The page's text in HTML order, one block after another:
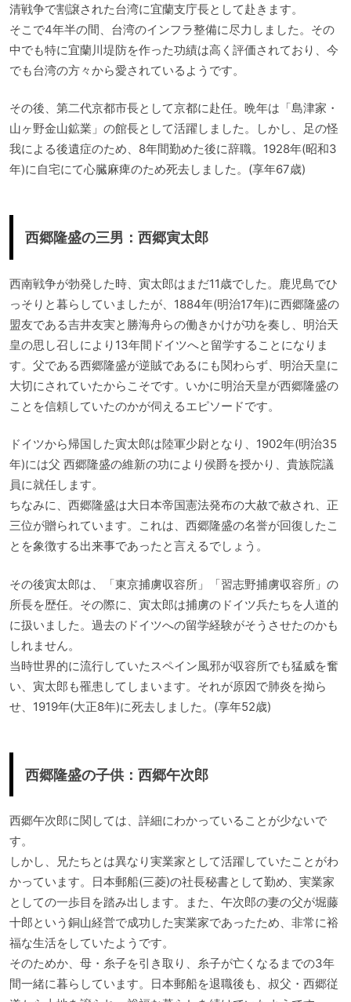
清戦争で割譲された台湾に宜蘭支庁長として赴きます。
そこで4年半の間、台湾のインフラ整備に尽力しました。その
中でも特に宜蘭川堤防を作った功績は高く評価されており、今
でも台湾の方々から愛されているようです。
その後、第二代京都市長として京都に赴任。晩年は「島津家・
山ヶ野金山鉱業」の館長として活躍しました。しかし、足の怪
我による後遺症のため、8年間勤めた後に辞職。1928年(昭和3
年)に自宅にて心臓麻痺のため死去しました。(享年67歳)
西郷隆盛の三男：西郷寅太郎
西南戦争が勃発した時、寅太郎はまだ11歳でした。鹿児島でひ
っそりと暮らしていましたが、1884年(明治17年)に西郷隆盛の
盟友である吉井友実と勝海舟らの働きかけが功を奏し、明治天
皇の思し召しにより13年間ドイツへと留学することになりま
す。父である西郷隆盛が逆賊であるにも関わらず、明治天皇に
大切にされていたからこそです。いかに明治天皇が西郷隆盛の
ことを信頼していたのかが伺えるエピソードです。
ドイツから帰国した寅太郎は陸軍少尉となり、1902年(明治35
年)には父 西郷隆盛の維新の功により侯爵を授かり、貴族院議
員に就任します。
ちなみに、西郷隆盛は大日本帝国憲法発布の大赦で赦され、正
三位が贈られています。これは、西郷隆盛の名誉が回復したこ
とを象徴する出来事であったと言えるでしょう。
その後寅太郎は、「東京捕虜収容所」「習志野捕虜収容所」の
所長を歴任。その際に、寅太郎は捕虜のドイツ兵たちを人道的
に扱いました。過去のドイツへの留学経験がそうさせたのかも
しれません。
当時世界的に流行していたスペイン風邪が収容所でも猛威を奮
い、寅太郎も罹患してしまいます。それが原因で肺炎を拗ら
せ、1919年(大正8年)に死去しました。(享年52歳)
西郷隆盛の子供：西郷午次郎
西郷午次郎に関しては、詳細にわかっていることが少ないで
す。
しかし、兄たちとは異なり実業家として活躍していたことがわ
かっています。日本郵船(三菱)の社長秘書として勤め、実業家
としての一歩目を踏み出します。また、午次郎の妻の父が堀藤
十郎という銅山経営で成功した実業家であったため、非常に裕
福な生活をしていたようです。
そのためか、母・糸子を引き取り、糸子が亡くなるまでの3年
間一緒に暮らしています。日本郵船を退職後も、叔父・西郷従